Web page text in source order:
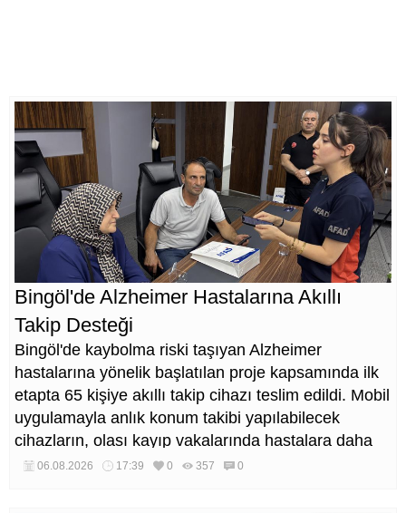
Bingöl'de Alzheimer Hastalarına Akıllı
Takip Desteği
Bingöl'de kaybolma riski taşıyan Alzheimer
hastalarına yönelik başlatılan proje kapsamında ilk
etapta 65 kişiye akıllı takip cihazı teslim edildi. Mobil
uygulamayla anlık konum takibi yapılabilecek
cihazların, olası kayıp vakalarında hastalara daha
kısa sürede ulaşılmasını sağlaması hedefleniyor.
06.08.2026 17:39 0 357 0